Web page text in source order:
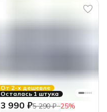
От 2-х дешевле
Осталась 1 штука
3 990 ₽5 290 ₽−25%